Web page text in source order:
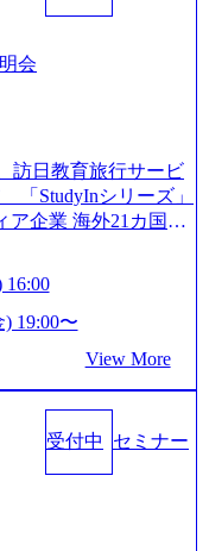
先端テクノロジーの
、クライアント目
ある成果を提供し
目指し、さらに採用
カスをして急成長す
ム【株式会社ノース
ュー】 (https://my-vi
成長を遂げるなど、
案から業務改革、IT
提供するコンサル
時点で従業員数1,209
社員の人間力を強み
年から6年連続で
者など、多様な経歴
以上、完全週休2日
会
訪日教育旅行サービ
「StudyInシリーズ」
企業 海外21カ国と
ーケティング事業
、グローバルという
ろう 素直に心を開い
、謙虚な姿勢でウソ
をもって没頭する O
めてみずから動く、
、まず成果物をだす
16:00
19:00〜
View More
受付中 セミナー